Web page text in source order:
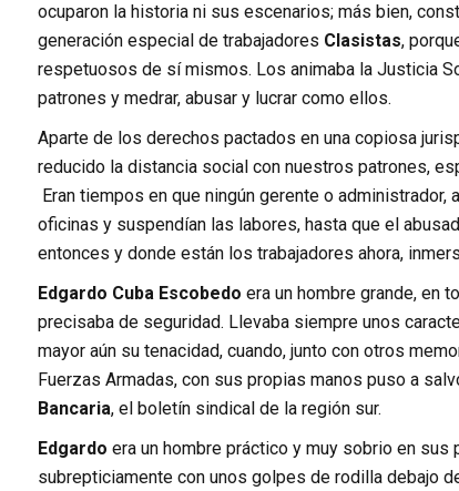
ocuparon la historia ni sus escenarios; más bien,
generación especial de trabajadores Clasistas,
respetuosos de sí mismos. Los animaba la Justicia
patrones y medrar, abusar y lucrar como ellos.
Aparte de los derechos pactados en una copiosa
reducido la distancia social con nuestros patrones,
Eran tiempos en que ningún gerente o
oficinas y suspendían las labores, hasta que el
entonces y donde están los trabajadores ahora,
Edgardo Cuba Escobedo era un hombre grande, en
precisaba de seguridad. Llevaba siempre unos
mayor aún su tenacidad, cuando, junto con otros
Fuerzas Armadas, con sus propias manos puso a
Bancaria, el boletín sindical de la región sur.
Edgardo era un hombre práctico y muy sobrio en sus
subrepticiamente con unos golpes de rodilla debajo